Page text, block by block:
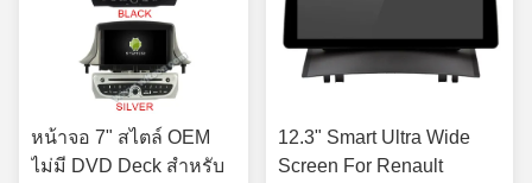
หน้าจอ 7" สไตล์ OEM
ไม่มี DVD Deck สําหรับ
12.3" Smart Ultra Wide
Screen For Renault